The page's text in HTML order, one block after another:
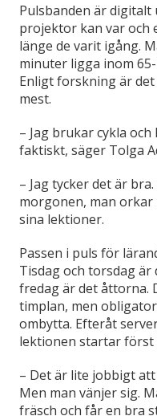
Pulsbanden är digitalt
projektor kan var och
länge de varit igång.
minuter ligga inom
Enligt forskning är
mest.
– Jag brukar cykla
faktiskt, säger Tolga
– Jag tycker det är
morgonen, man
sina lektioner.
Passen i puls för
Tisdag och torsdag är
fredag är det åttorna.
timplan, men
ombytta. Efteråt
lektionen startar först
– Det är lite jobbigt
Men man vänjer sig.
fräsch och får en bra